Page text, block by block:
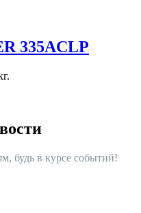
335ACLP
будь в курсе событий!